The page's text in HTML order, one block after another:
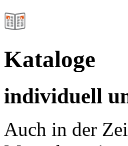
Kataloge
individuell
Auch in der